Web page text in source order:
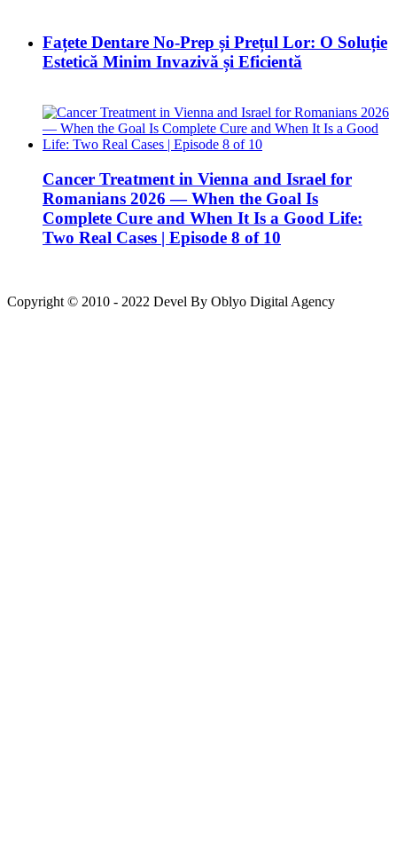
Fațete Dentare No-Prep și Prețul Lor: O Soluție
Estetică Minim Invazivă și Eficientă
Cancer Treatment in Vienna and Israel for
Romanians 2026 — When the Goal Is
Complete Cure and When It Is a Good Life:
Two Real Cases | Episode 8 of 10
Copyright © 2010 - 2022 Devel By Oblyo Digital Agency